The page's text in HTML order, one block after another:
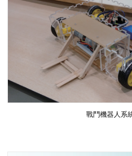
戰鬥機器人系